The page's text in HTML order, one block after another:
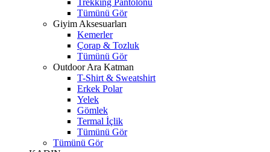
Trekking Pantolonu
Tümünü Gör
Giyim Aksesuarları
Kemerler
Çorap & Tozluk
Tümünü Gör
Outdoor Ara Katman
T-Shirt & Sweatshirt
Erkek Polar
Yelek
Gömlek
Termal İçlik
Tümünü Gör
Tümünü Gör